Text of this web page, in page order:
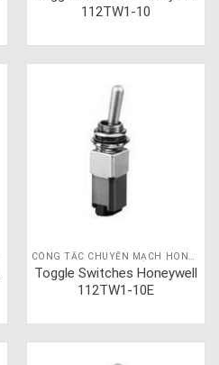
112TW1-10
Toggle Switches Honeywell
112TW1-10E